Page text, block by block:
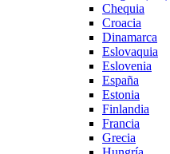
Chequia
Croacia
Dinamarca
Eslovaquia
Eslovenia
España
Estonia
Finlandia
Francia
Grecia